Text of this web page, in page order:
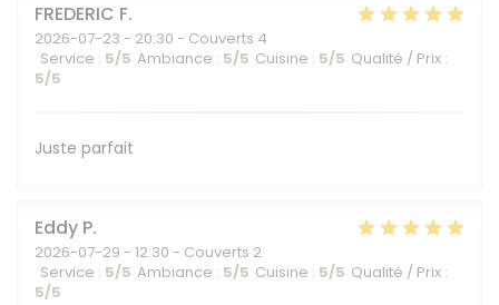
FREDERIC F
2026-07-23 - 20:30 - Couverts 4
Service : 5/5 Ambiance : 5/5 Cuisine : 5/5 Qualité / Prix :
5/5
Juste parfait
Eddy P
2026-07-29 - 12:30 - Couverts 2
Service : 5/5 Ambiance : 5/5 Cuisine : 5/5 Qualité / Prix :
5/5